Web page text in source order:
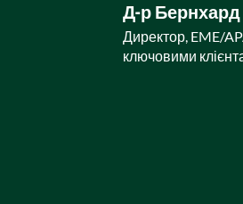
Д-р
Директор, EME/
ключовими